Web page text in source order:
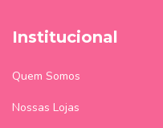
Institucional
Quem Somos
Nossas Lojas